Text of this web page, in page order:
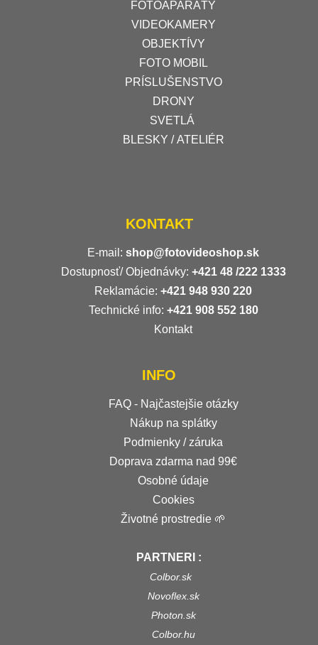
FOTOAPARÁTY
VIDEOKAMERY
OBJEKTÍVY
FOTO MOBIL
PRÍSLUŠENSTVO
DRONY
SVETLÁ
BLESKY / ATELIÉR
KONTAKT
E-mail: shop@fotovideoshop.sk
Dostupnosť/ Objednávky: +421 48 /222 1333
Reklamácie: +421 948 930 220
Technické info: +421 908 552 180
Kontakt
INFO
FAQ - Najčastejšie otázky
Nákup na splátky
Podmienky / záruka
Doprava zdarma nad 99€
Osobné údaje
Cookies
Životné prostredie 🌱
PARTNERI :
Colbor.sk
Novoflex.sk
Photon.sk
Colbor.hu